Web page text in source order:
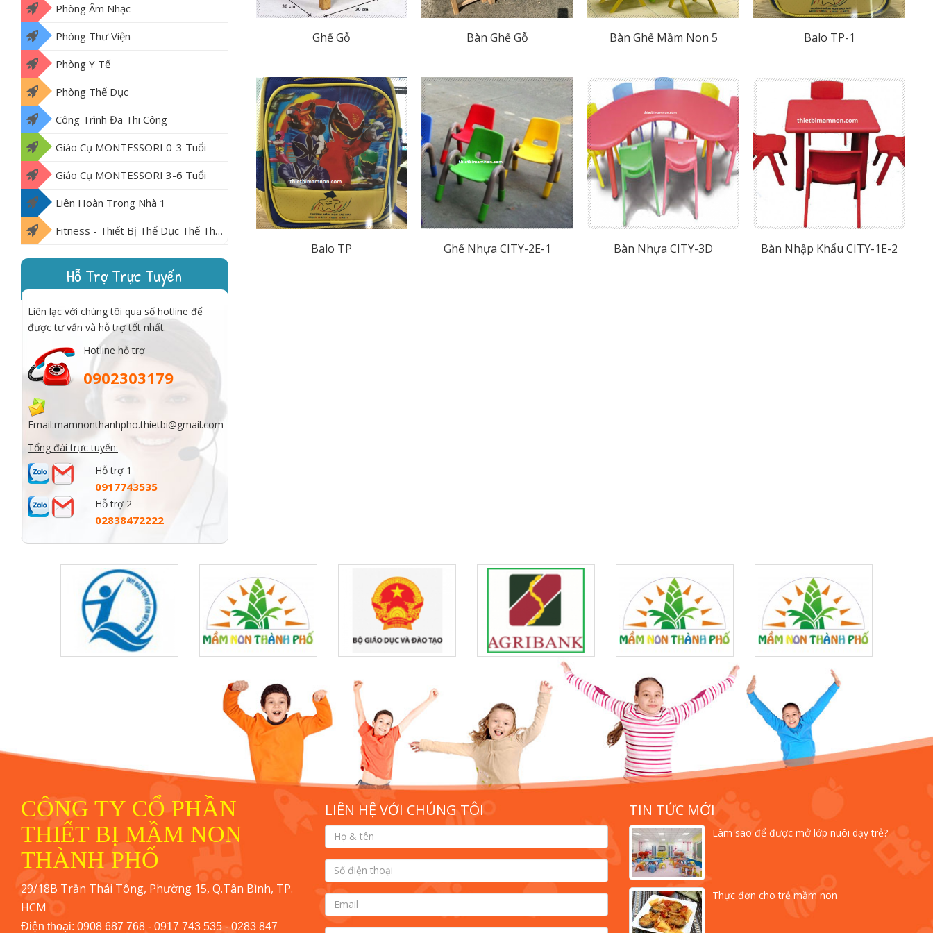
Phòng Âm Nhạc
Phòng Thư Viện
Phòng Y Tế
Phòng Thể Dục
Công Trình Đã Thi Công
Giáo Cụ MONTESSORI 0-3 Tuổi
Giáo Cụ MONTESSORI 3-6 Tuổi
Liên Hoàn Trong Nhà 1
Fitness - Thiết Bị Thể Dục Thể Thao Ngoài Trời
Hỗ Trợ Trực Tuyến
Liên lạc với chúng tôi qua số hotline để
được tư vấn và hỗ trợ tốt nhất.
Hotline hỗ trợ
0902303179
Email:mamnonthanhpho.thietbi@gmail.com
Tổng đài trực tuyến:
Hỗ trợ 1
0917743535
Hỗ trợ 2
02838472222
Ghế Gỗ Bàn Ghế Gỗ Bàn Ghế Mầm Non 5 Balo TP-1
Balo TP Ghế Nhựa CITY-2E-1 Bàn Nhựa CITY-3D Bàn Nhập Khẩu CITY-1E-2
CÔNG TY CỔ PHẦN
THIẾT BỊ MẦM NON
THÀNH PHỐ
29/18B Trần Thái Tông, Phường 15, Q.Tân Bình, TP.
HCM
Điện thoại: 0908 687 768 - 0917 743 535 - 0283 847
LIÊN HỆ VỚI CHÚNG TÔI TIN TỨC MỚI
Làm sao để được mở lớp nuôi dạy trẻ?
Thực đơn cho trẻ mầm non